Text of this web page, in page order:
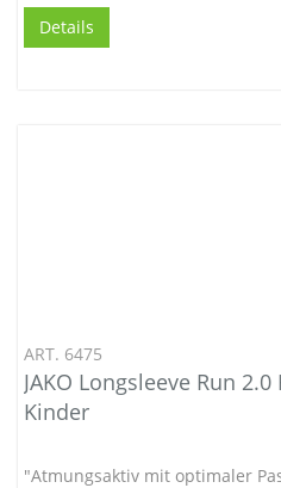
Details
ART. 6475
JAKO Longsleeve Run
Kinder
"Atmungsaktiv mit optimaler